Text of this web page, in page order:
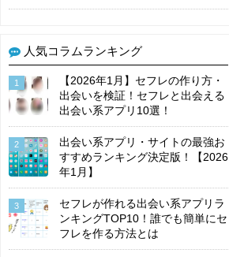
人気コラムランキング
1
【2026年1月】セフレの作り方・
出会いを検証！セフレと出会える
出会い系アプリ10選！
2
出会い系アプリ・サイトの最強お
すすめランキング決定版！【2026
年1月】
3
セフレが作れる出会い系アプリラ
ンキングTOP10！誰でも簡単にセ
フレを作る方法とは